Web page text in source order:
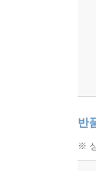
반
※